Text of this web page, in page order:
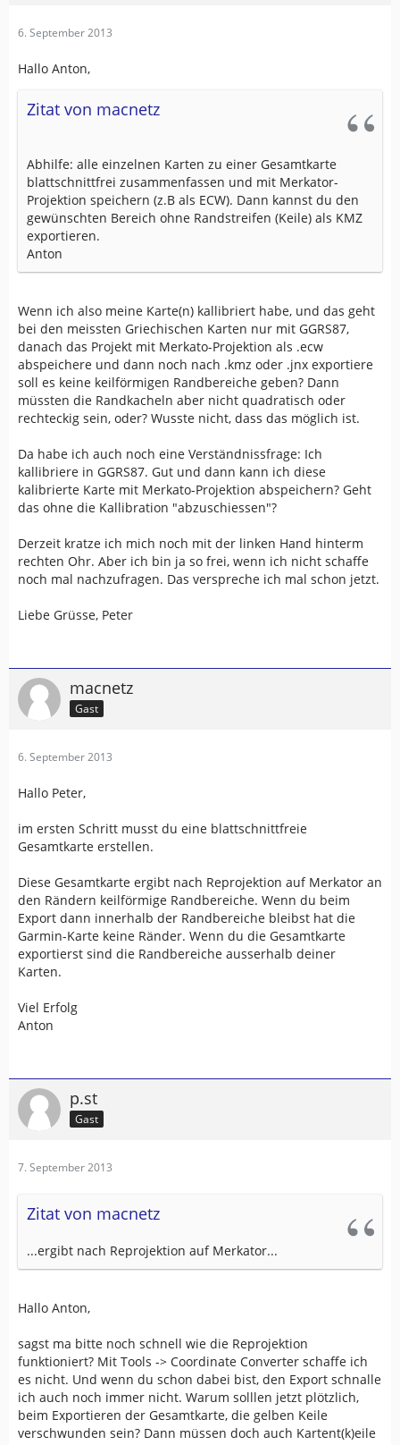
6. September 2013
Hallo Anton,
Zitat von macnetz
Abhilfe: alle einzelnen Karten zu einer Gesamtkarte
blattschnittfrei zusammenfassen und mit Merkator-
Projektion speichern (z.B als ECW). Dann kannst du den
gewünschten Bereich ohne Randstreifen (Keile) als KMZ
exportieren.
Anton
Wenn ich also meine Karte(n) kallibriert habe, und das geht
bei den meissten Griechischen Karten nur mit GGRS87,
danach das Projekt mit Merkato-Projektion als .ecw
abspeichere und dann noch nach .kmz oder .jnx exportiere
soll es keine keilförmigen Randbereiche geben? Dann
müssten die Randkacheln aber nicht quadratisch oder
rechteckig sein, oder? Wusste nicht, dass das möglich ist.
Da habe ich auch noch eine Verständnissfrage: Ich
kallibriere in GGRS87. Gut und dann kann ich diese
kalibrierte Karte mit Merkato-Projektion abspeichern? Geht
das ohne die Kallibration "abzuschiessen"?
Derzeit kratze ich mich noch mit der linken Hand hinterm
rechten Ohr. Aber ich bin ja so frei, wenn ich nicht schaffe
noch mal nachzufragen. Das verspreche ich mal schon jetzt.
Liebe Grüsse, Peter
macnetz
Gast
6. September 2013
Hallo Peter,
im ersten Schritt musst du eine blattschnittfreie
Gesamtkarte erstellen.
Diese Gesamtkarte ergibt nach Reprojektion auf Merkator an
den Rändern keilförmige Randbereiche. Wenn du beim
Export dann innerhalb der Randbereiche bleibst hat die
Garmin-Karte keine Ränder. Wenn du die Gesamtkarte
exportierst sind die Randbereiche ausserhalb deiner
Karten.
Viel Erfolg
Anton
p.st
Gast
7. September 2013
Zitat von macnetz
...ergibt nach Reprojektion auf Merkator...
Hallo Anton,
sagst ma bitte noch schnell wie die Reprojektion
funktioniert? Mit Tools -> Coordinate Converter schaffe ich
es nicht. Und wenn du schon dabei bist, den Export schnalle
ich auch noch immer nicht. Warum solllen jetzt plötzlich,
beim Exportieren der Gesamtkarte, die gelben Keile
verschwunden sein? Dann müssen doch auch Kartent(k)eile